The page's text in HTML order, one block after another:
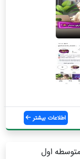
اطلاعات بیشتر
اول